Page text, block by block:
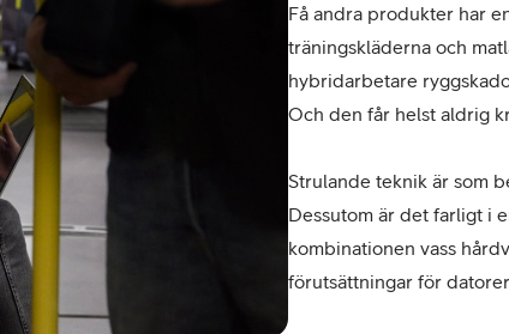
Få andra produkter har
träningskläderna och
hybridarbetare
Och den får helst aldrig
Strulande teknik är som
Dessutom är det farligt i
kombinationen vass
förutsättningar för